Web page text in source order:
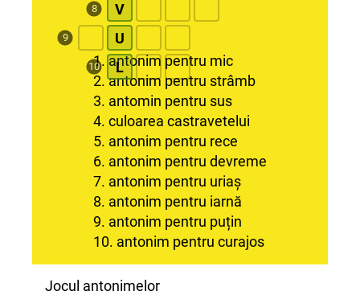
8 V
9 U
10 L
1. antonim pentru mic
2. antonim pentru strâmb
3. antomin pentru sus
4. culoarea castravetelui
5. antonim pentru rece
6. antonim pentru devreme
7. antonim pentru uriaș
8. antonim pentru iarnă
9. antonim pentru puțin
10. antonim pentru curajos
Jocul antonimelor